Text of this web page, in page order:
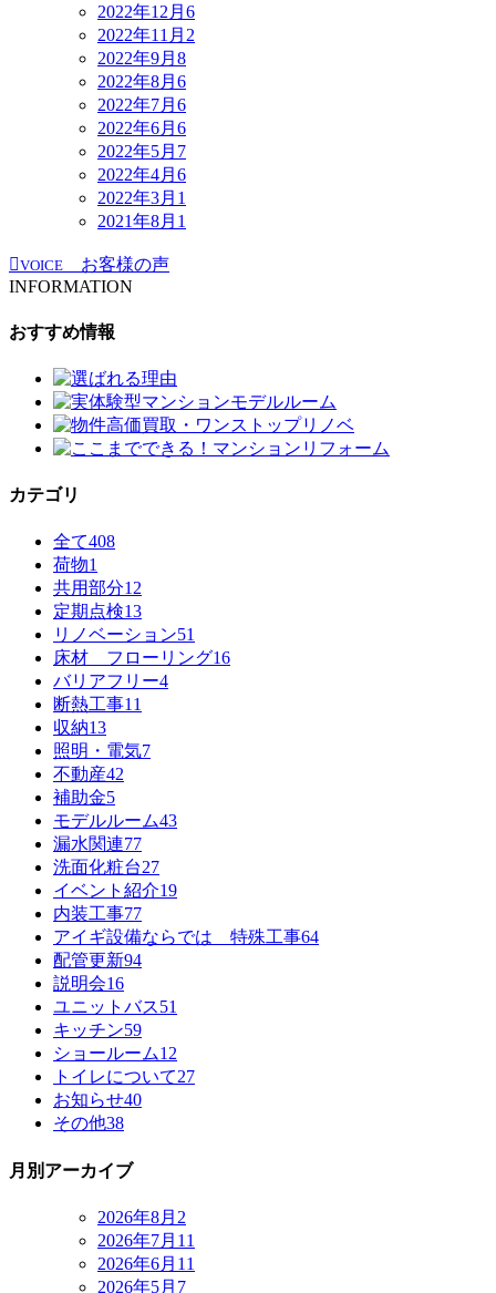
2022年12月 6
2022年11月 2
2022年9月 8
2022年8月 6
2022年7月 6
2022年6月 6
2022年5月 7
2022年4月 6
2022年3月 1
2021年8月 1
VOICE
お客様の声
INFORMATION
おすすめ情報
カテゴリ
全て408
荷物1
共用部分12
定期点検13
リノベーション51
床材 フローリング16
バリアフリー4
断熱工事11
収納13
照明・電気7
不動産42
補助金5
モデルルーム43
漏水関連77
洗面化粧台27
イベント紹介19
内装工事77
アイギ設備ならでは 特殊工事64
配管更新94
説明会16
ユニットバス51
キッチン59
ショールーム12
トイレについて27
お知らせ40
その他38
月別アーカイブ
2026年8月 2
2026年7月 11
2026年6月 11
2026年5月 7